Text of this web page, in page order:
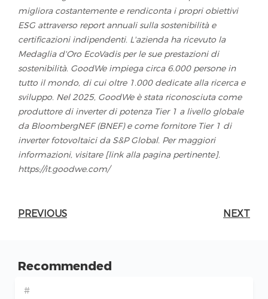
migliora costantemente e rendiconta i propri obiettivi
ESG attraverso report annuali sulla sostenibilità e
certificazioni indipendenti. L'azienda ha ricevuto la
Medaglia d'Oro EcoVadis per le sue prestazioni di
sostenibilità. GoodWe impiega circa 6.000 persone in
tutto il mondo, di cui oltre 1.000 dedicate alla ricerca e
sviluppo. Nel 2025, GoodWe è stata riconosciuta come
produttore di inverter di potenza Tier 1 a livello globale
da BloombergNEF (BNEF) e come fornitore Tier 1 di
inverter fotovoltaici da S&P Global. Per maggiori
informazioni, visitare [link alla pagina pertinente].
https://it.goodwe.com/
PREVIOUS NEXT
Recommended
#